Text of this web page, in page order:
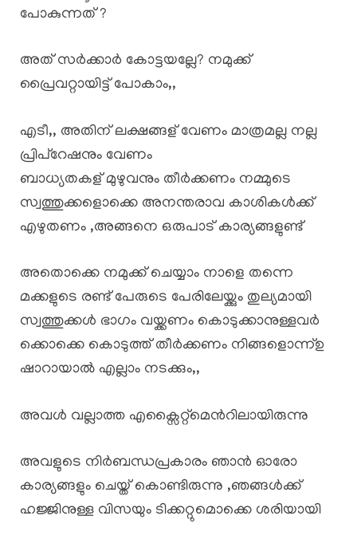
പോകുന്നത് ?
അത് സർക്കാർ കോട്ടയല്ലേ? നമുക്ക്
പ്രൈവറ്റായിട്ട് പോകാം,,
എടീ,, അതിന് ലക്ഷങ്ങള് വേണം മാത്രമല്ല നല്ല
പ്രിപ്റേഷനും വേണം
ബാധ്യതകള് മുഴുവനും തീർക്കണം നമ്മുടെ
സ്വത്തുക്കളൊക്കെ അനന്തരാവ കാശികൾക്ക്
എഴുതണം ,അങ്ങനെ ഒരുപാട് കാര്യങ്ങളുണ്ട്
അതൊക്കെ നമുക്ക് ചെയ്യാം നാളെ തന്നെ
മക്കളുടെ രണ്ട് പേരുടെ പേരിലേയ്ക്കും തുല്യമായി
സ്വത്തുക്കൾ ഭാഗം വയ്ക്കണം കൊടുക്കാനുള്ളവർ
ക്കൊക്കെ കൊടുത്ത് തീർക്കണം നിങ്ങളൊന്ന്ഉ
ഷാറായാൽ എല്ലാം നടക്കും,,
അവൾ വല്ലാത്ത എക്സൈറ്റ്മെൻറിലായിരുന്നു
അവളുടെ നിർബന്ധപ്രകാരം ഞാൻ ഓരോ
കാര്യങ്ങളും ചെയ്ത് കൊണ്ടിരുന്നു ,ഞങ്ങൾക്ക്
ഹജ്ജിനുള്ള വിസയും ടിക്കറ്റുമൊക്കെ ശരിയായി